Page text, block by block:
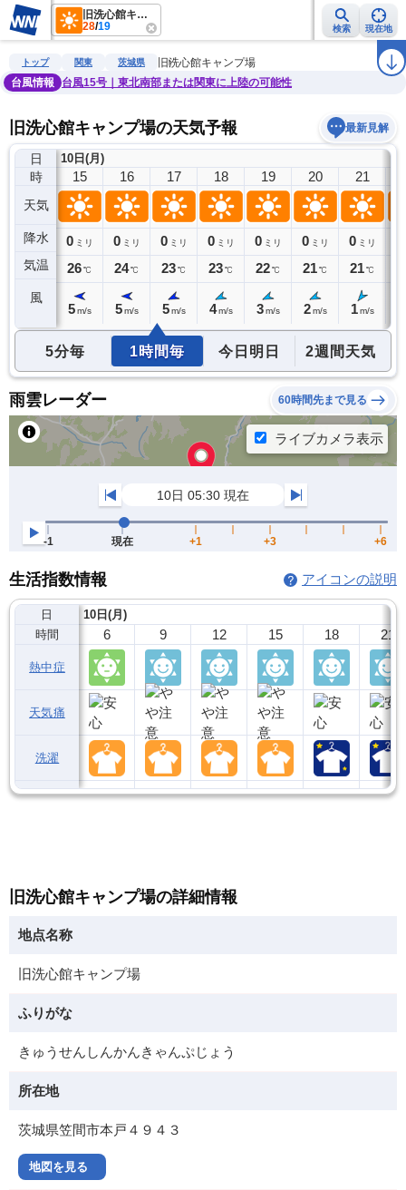
旧洗心館キャンプ場
28/19 検索 現在地
雨雲レーダー 台風情報 地震情報 警報・注意報 ラ
トップ 関東 茨城県
旧洗心館キャンプ場
台風情報
台風15号｜東北南部または関東に上陸の可能性
旧洗心館キャンプ場の天気予報 最新見解
日
時
天気
降水
気温
風
10日(月)
14
0ミリ
26℃
15
0 ミリ
26℃
5 m/s
16
0 ミリ
24℃
5 m/s
17
0 ミリ
23℃
5 m/s
18
0 ミリ
23℃
4 m/s
19
0 ミリ
22℃
3 m/s
20
0 ミリ
21℃
2 m/s
21
0 ミリ
21℃
1 m/s
5分毎 1時間毎 今日明日 2週間天気
雨雲レーダー 60時間先まで見る
生活指数情報 アイコンの説明
日
時間
熱中症
天気痛
洗濯
10日(月)
6 9 12 15 18 21
旧洗心館キャンプ場の詳細情報
地点名称
旧洗心館キャンプ場
ふりがな
きゅうせんしんかんきゃんぷじょう
所在地
茨城県笠間市本戸４９４３
地図を見る